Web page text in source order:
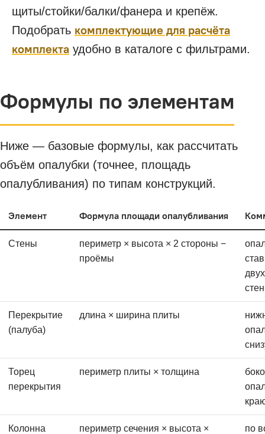
щиты/стойки/балки/фанера и крепёж.
Подобрать комплектующие для расчёта
комплекта удобно в каталоге с фильтрами.
Формулы по элементам
Ниже — базовые формулы, как рассчитать
объём опалубки (точнее, площадь
опалубливания) по типам конструкций.
Элемент Формула площади опалубливания
Стены
периметр × высота × 2 стороны −
проёмы
Перекрытие
(палуба)
длина × ширина плиты
Торец
перекрытия
периметр плиты × толщина
Колонна
периметр сечения × высота ×
по